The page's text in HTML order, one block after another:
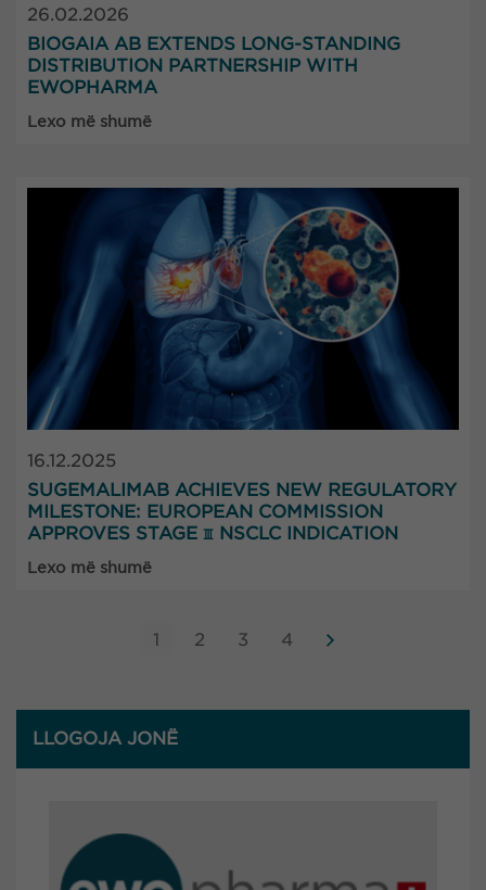
LLOGOJA JONË
26.02.2026
BIOGAIA AB EXTENDS LONG-STANDING
DISTRIBUTION PARTNERSHIP WITH
EWOPHARMA
Lexo më shumë
16.12.2025
SUGEMALIMAB ACHIEVES NEW REGULATORY
MILESTONE: EUROPEAN COMMISSION
APPROVES STAGE Ⅲ NSCLC INDICATION
Lexo më shumë
1 2 3 4